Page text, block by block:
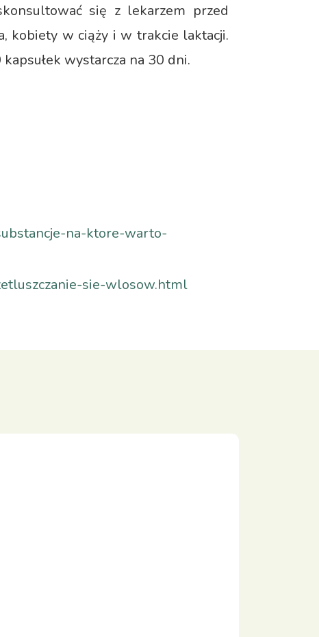
się z lekarzem przed
kobiety w ciąży i w trakcie laktacji.
wystarcza na 30 dni.
na-ktore-warto-
sie-wlosow.html